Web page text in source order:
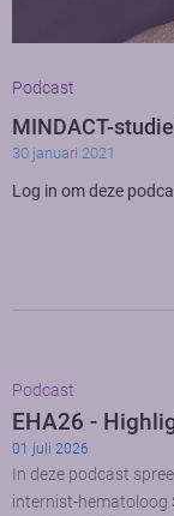
Podcast
MINDACT-
30 januari 2021
Log in om deze
Podcast
EHA26 -
01 juli 2026
In deze podcast
internist-hematoloog